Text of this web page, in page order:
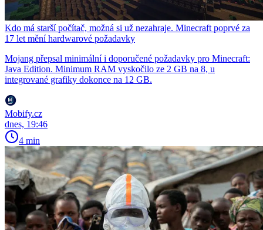
Kdo má starší počítač, možná si už nezahraje. Minecraft poprvé za
17 let mění hardwarové požadavky
Mojang přepsal minimální i doporučené požadavky pro Minecraft:
Java Edition. Minimum RAM vyskočilo ze 2 GB na 8, u
integrované grafiky dokonce na 12 GB.
Mobify.cz
dnes, 19:46
4 min